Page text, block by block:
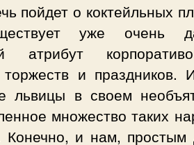
пойдет о коктейльных
уже
атрибут
и праздников.
львицы в своем
множество таких
Конечно, и нам, простым